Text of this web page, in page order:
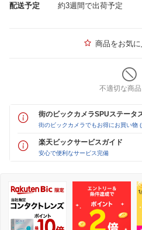
配送予定 約3週間で出荷予定
商品をお気
不適切な商
街のビックカメラSPUステータ
街のビックカメラでもお得にお買い物
楽天ビックサービスガイド
安心で便利なサービス完備